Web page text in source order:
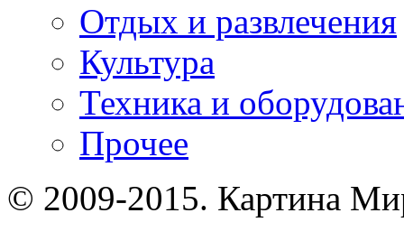
Отдых и развлечения
Культура
Техника и
Прочее
© 2009-2015. Картина